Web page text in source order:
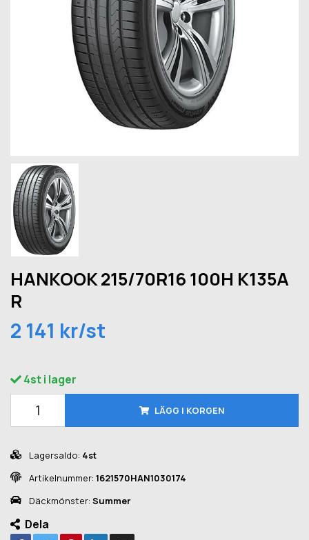
HANKOOK 215/70R16 100H K135A
R
2 141 kr/st
4st i lager
LÄGG I KORGEN
Lagersaldo: 4st
Artikelnummer: 1621570HAN1030174
Däckmönster: Summer
Dela